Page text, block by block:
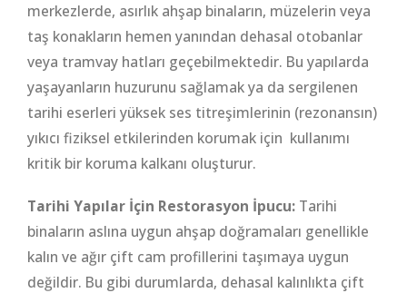
merkezlerde, asırlık ahşap binaların, müzelerin veya
taş konakların hemen yanından dehasal otobanlar
veya tramvay hatları geçebilmektedir. Bu yapılarda
yaşayanların huzurunu sağlamak ya da sergilenen
tarihi eserleri yüksek ses titreşimlerinin (rezonansın)
yıkıcı fiziksel etkilerinden korumak için kullanımı
kritik bir koruma kalkanı oluşturur.
Tarihi Yapılar İçin Restorasyon İpucu: Tarihi
binaların aslına uygun ahşap doğramaları genellikle
kalın ve ağır çift cam profillerini taşımaya uygun
değildir. Bu gibi durumlarda, dehasal kalınlıkta çift